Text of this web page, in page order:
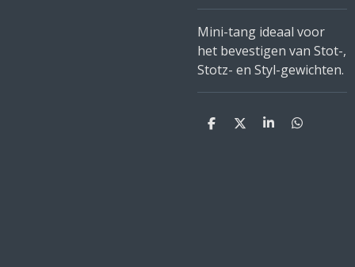
Mini-tang ideaal voor
het bevestigen van Stot-,
Stotz- en Styl-gewichten.
D
D
S
D